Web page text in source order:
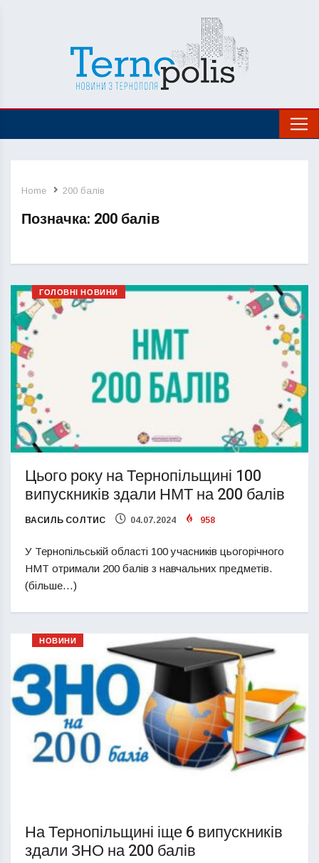
Home 200 балів
Позначка: 200 балів
ГОЛОВНІ НОВИНИ
Цього року на Тернопільщині 100
випускників здали НМТ на 200 балів
ВАСИЛЬ СОЛТИС 04.07.2024 958
У Тернопільській області 100 учасників цьогорічного
НМТ отримали 200 балів з навчальних предметів.
(більше…)
НОВИНИ
На Тернопільщині іще 6 випускників
здали ЗНО на 200 балів